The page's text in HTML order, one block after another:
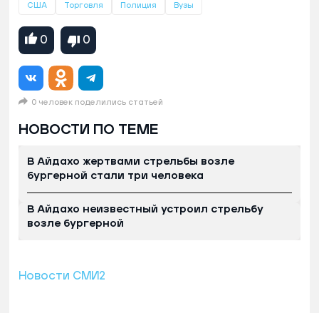
США Торговля Полиция Вузы
0 0
0 человек поделились статьей
НОВОСТИ ПО ТЕМЕ
В Айдахо жертвами стрельбы возле
бургерной стали три человека
В Айдахо неизвестный устроил стрельбу
возле бургерной
Новости СМИ2